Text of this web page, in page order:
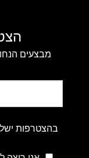
מבצעים
בהצטרפות